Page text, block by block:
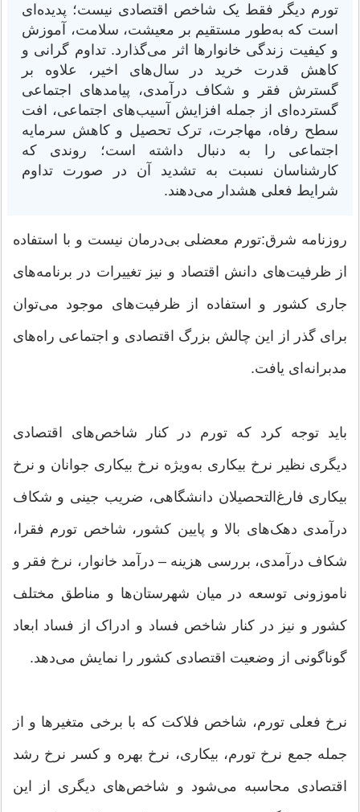
تورم دیگر فقط یک شاخص اقتصادی نیست؛ پدیده‌ای
است که به‌طور مستقیم بر معیشت، سلامت، آموزش
و کیفیت زندگی خانوارها اثر می‌گذارد. تداوم گرانی و
کاهش قدرت خرید در سال‌های اخیر، علاوه بر
گسترش فقر و شکاف درآمدی، پیامدهای اجتماعی
گسترده‌ای از جمله افزایش آسیب‌های اجتماعی، افت
سطح رفاه، مهاجرت، ترک تحصیل و کاهش سرمایه
اجتماعی را به دنبال داشته است؛ روندی که
کارشناسان نسبت به تشدید آن در صورت تداوم
شرایط فعلی هشدار می‌دهند.
روزنامه شرق:تورم معضلی بی‌درمان نیست و با استفاده
از ظرفیت‌های دانش اقتصاد و نیز تغییرات در برنامه‌های
جاری کشور و استفاده از ظرفیت‌های موجود می‌توان
برای گذر از این چالش بزرگ اقتصادی و اجتماعی راه‌های
مدبرانه‌ای یافت.
باید توجه کرد که تورم در کنار شاخص‌های اقتصادی
دیگری نظیر نرخ بیکاری به‌ویژه نرخ بیکاری جوانان و نرخ
بیکاری فارغ‌التحصیلان دانشگاهی، ضریب جینی و شکاف
درآمدی دهک‌های بالا و پایین کشور، شاخص تورم فقرا،
شکاف درآمدی، بررسی هزینه – درآمد خانوار، نرخ فقر و
ناموزونی توسعه در میان شهرستان‌ها و مناطق مختلف
کشور و نیز در کنار شاخص فساد و ادراک از فساد ابعاد
گوناگونی از وضعیت اقتصادی کشور را نمایش می‌دهد.
نرخ فعلی تورم، شاخص فلاکت که با برخی متغیرها و از
جمله جمع نرخ تورم، بیکاری، نرخ بهره و کسر نرخ رشد
اقتصادی محاسبه می‌شود و شاخص‌های دیگری از این